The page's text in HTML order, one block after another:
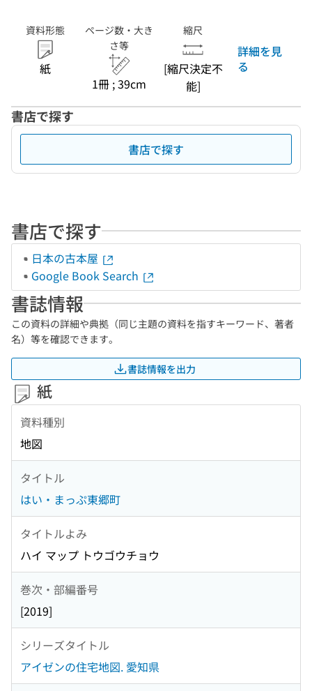
資料形態
紙
ページ数・大き
さ等
1冊 ; 39cm
縮尺
[縮尺決定不
能]
詳細を見
る
書店で探す
書店で探す
書店で探す
日本の古本屋
Google Book Search
書誌情報
この資料の詳細や典拠（同じ主題の資料を指すキーワード、著者
名）等を確認できます。
書誌情報を出力
紙
資料種別
地図
タイトル
はい・まっぷ東郷町
タイトルよみ
ハイ マップ トウゴウチョウ
巻次・部編番号
[2019]
シリーズタイトル
アイゼンの住宅地図. 愛知県